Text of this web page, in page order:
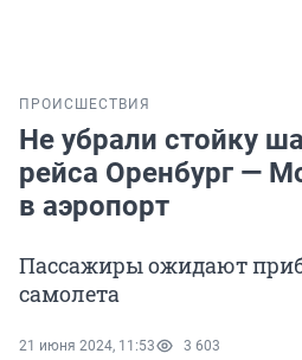
ПРОИСШЕСТВИЯ
Не убрали стойку
рейса Оренбург —
в аэропорт
Пассажиры ожидают
самолета
21 июня 2024, 11:53 3 603